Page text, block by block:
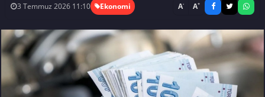
3 Temmuz 2026 11:10 Ekonomi A- A+